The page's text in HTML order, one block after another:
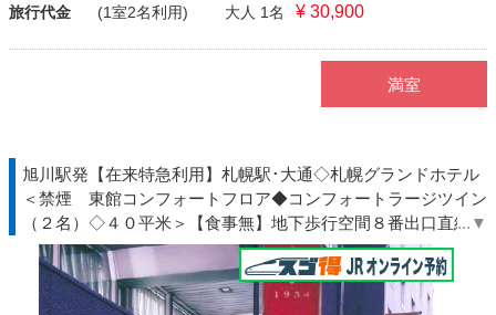
旅行代金 (1室2名利用) 大人 1名 ¥ 30,900
満室
旭川駅発【在来特急利用】札幌駅･大通◇札幌グランドホテル
＜禁煙 東館コンフォートフロア◆コンフォートラージツイン
（２名）◇４０平米＞【食事無】地下歩行空間８番出口直結◆
北海道◇ＪＲきっぷ駅受取